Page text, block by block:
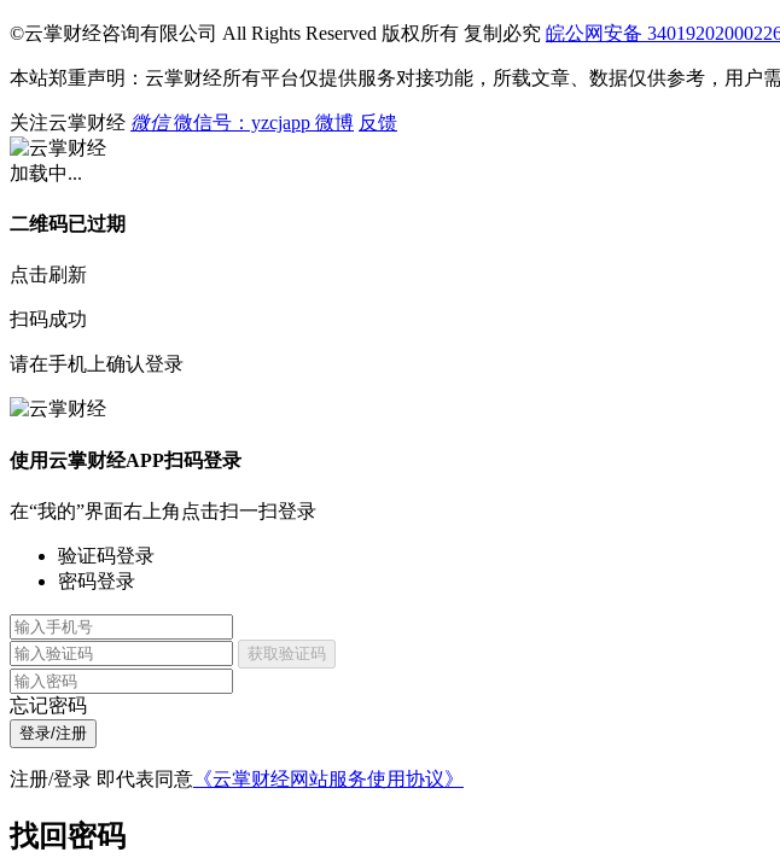
©云掌财经咨询有限公司 All Rights Reserved 版权所有 复制必究 皖公网安备
本站郑重声明：云掌财经所有平台仅提供服务对接功能，所载文章、数据仅供参考，用户
关注云掌财经 微信 微信号：yzcjapp 微博 反馈
加载中...
二维码已过期
点击刷新
扫码成功
请在手机上确认登录
使用云掌财经APP扫码登录
在“我的”界面右上角点击扫一扫登录
验证码登录
密码登录
获取验证码
忘记密码
登录/注册
注册/登录 即代表同意 《云掌财经网站服务使用协议》
找回密码